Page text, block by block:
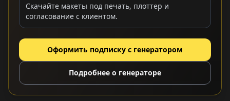
Скачайте макеты под печать, плоттер и
согласование с клиентом.
Оформить подписку с генератором
Подробнее о генераторе